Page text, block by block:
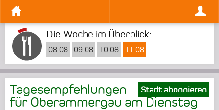
Die Woche im Überblick:
08.08 09.08 10.08 11.08
Stadt abonnieren
Tagesempfehlungen
für Oberammergau amDienstag